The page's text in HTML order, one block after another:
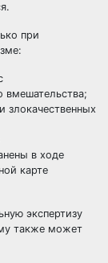
при
вмешательства;
злокачественных
в ходе
карте
экспертизу
также может